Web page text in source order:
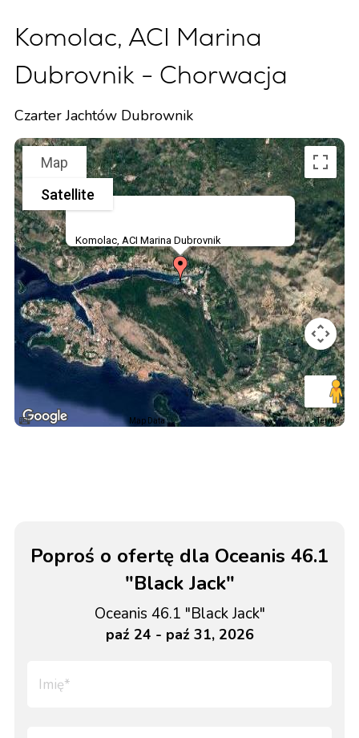
Komolac, ACI Marina
Dubrovnik - Chorwacja
Czarter Jachtów Dubrownik
Komolac, ACI Marina Dubrovnik
Map
Satellite
Map Data Terms
Poproś o ofertę dla Oceanis 46.1
"Black Jack"
Oceanis 46.1 "Black Jack"
paź 24 - paź 31, 2026